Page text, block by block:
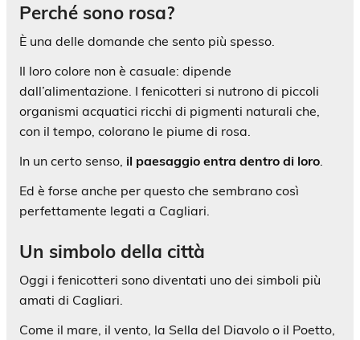
Perché sono rosa?
È una delle domande che sento più spesso.
Il loro colore non è casuale: dipende
dall’alimentazione. I fenicotteri si nutrono di piccoli
organismi acquatici ricchi di pigmenti naturali che,
con il tempo, colorano le piume di rosa.
In un certo senso, il paesaggio entra dentro di loro.
Ed è forse anche per questo che sembrano così
perfettamente legati a Cagliari.
Un simbolo della città
Oggi i fenicotteri sono diventati uno dei simboli più
amati di Cagliari.
Come il mare, il vento, la Sella del Diavolo o il Poetto,